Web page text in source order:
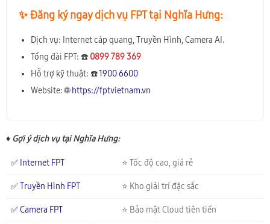
✨️ Đăng ký ngay dịch vụ FPT tại Nghĩa Hưng:
Dịch vụ: Internet cáp quang, Truyền Hình, Camera AI.
Tổng đài FPT: ☎️ 0899 789 369
Hỗ trợ kỹ thuật: ☎️1900 6600
Website: 🌐https://fptvietnam.vn
♦ Gợi ý dịch vụ tại Nghĩa Hưng:
✅ Internet FPT ⭐ Tốc độ cao, giá rẻ
✅ Truyền Hình FPT ⭐ Kho giải trí đặc sắc
✅ Camera FPT ⭐ Bảo mật Cloud tiên tiến